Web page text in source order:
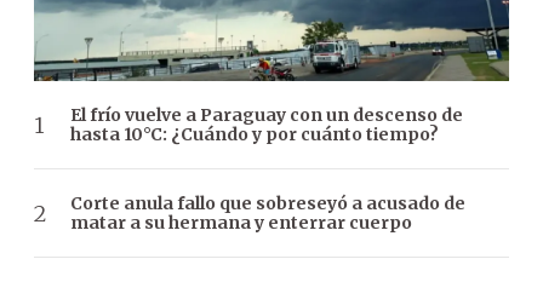
El frío vuelve a Paraguay con un descenso de
hasta 10°C: ¿Cuándo y por cuánto tiempo?
Corte anula fallo que sobreseyó a acusado de
matar a su hermana y enterrar cuerpo